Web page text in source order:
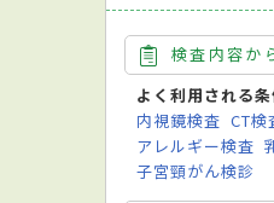
検査内容か
よく利用される
内視鏡検査 CT検
アレルギー検査
子宮頸がん検診